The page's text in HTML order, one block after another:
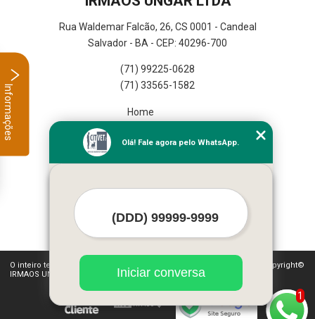
Rua Waldemar Falcão, 26, CS 0001 - Candeal
Salvador - BA - CEP: 40296-700
(71) 99225-0628
(71) 33565-1582
Home
Missão
Serviços
O inteiro teor deste site está sujeito à proteção de direitos autorais. Copyright©
IRMAOS UNGAR LTDA (Lei 9610 de 19/02/1998)
1
Olá! Fale agora pelo WhatsApp.
Iniciar conversa
Informações